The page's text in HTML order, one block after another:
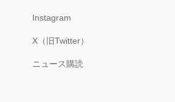
Instagram
X（旧Twitter）
ニュース購読